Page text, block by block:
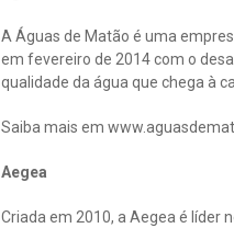
A Águas de Matão é uma
em fevereiro de 2014 com o
qualidade da água que chega à
Saiba mais em
Aegea
Criada em 2010, a Aegea é líder